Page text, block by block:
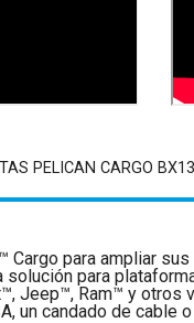
PELICAN CARGO
para ampliar
para
Jeep™, Ram™ y otros
un candado de cable